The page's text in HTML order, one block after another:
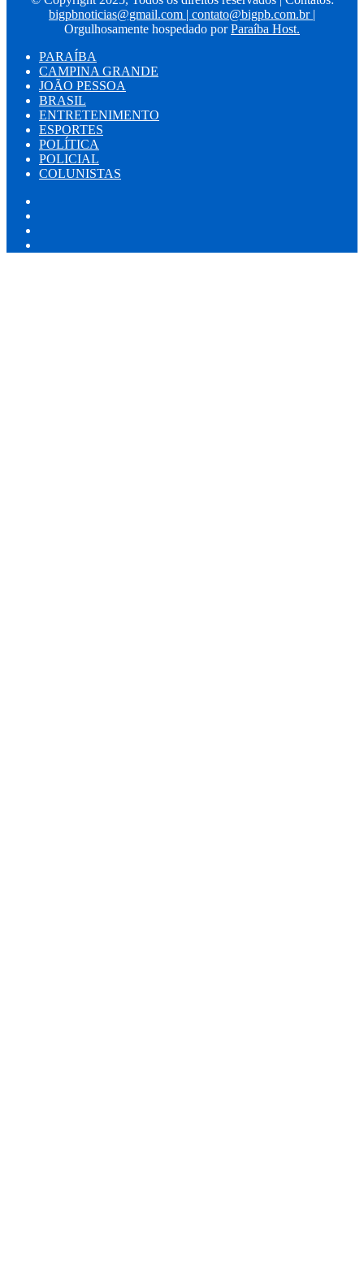
bigpbnoticias@gmail.com | contato@bigpb.com.br |
Orgulhosamente hospedado porParaíba Host.
PARAÍBA
CAMPINA GRANDE
JOÃO PESSOA
BRASIL
ENTRETENIMENTO
ESPORTES
POLÍTICA
POLICIAL
COLUNISTAS